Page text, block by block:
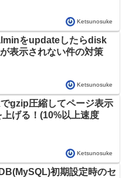
Ketsunosuke
をupdateしたらdisk
表示されない件の対策
Ketsunosuke
gzip圧縮してページ表示
上げる！(10%以上速度
Ketsunosuke
初期設定時のセ